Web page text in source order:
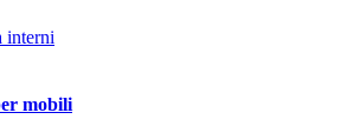
interni
mobili